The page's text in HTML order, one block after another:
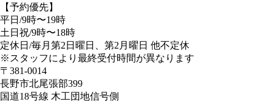
【予約優先】
平日/9時〜19時
土日祝/9時〜18時
定休日/毎月第2日曜日、第2月曜日 他不定休
※スタッフにより最終受付時間が異なります
〒381-0014
長野市北尾張部399
国道18号線 木工団地信号側